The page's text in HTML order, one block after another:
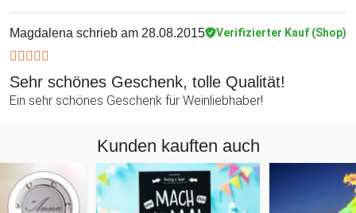
Magdalena schrieb am 28.08.2015 Verifizierter Kauf (Shop)
Sehr schönes Geschenk, tolle Qualität!
Ein sehr schönes Geschenk für Weinliebhaber!
Kunden kauften auch